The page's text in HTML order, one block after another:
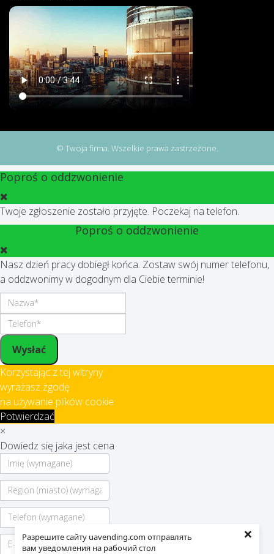
Разрешите сайту uavending.com отправлять
вам уведомления на рабочий стол
×
© Twoja firma. Wszelkie prawa zastrzeżone.
Poproś o oddzwonienie
Twoje zgłoszenie zostało przyjęte. Poczekaj na telefon.
Poproś o oddzwonienie
Nasz dzień pracy dobiegł końca. Zostaw swój numer telefonu,
a oddzwonimy w dogodnym dla Ciebie terminie!
Wysłać
Korzystając z tej witryny
wyrażasz zgodę
na używanie plików cookie
Potwierdzać
×
Dowiedz się jaka jest cena